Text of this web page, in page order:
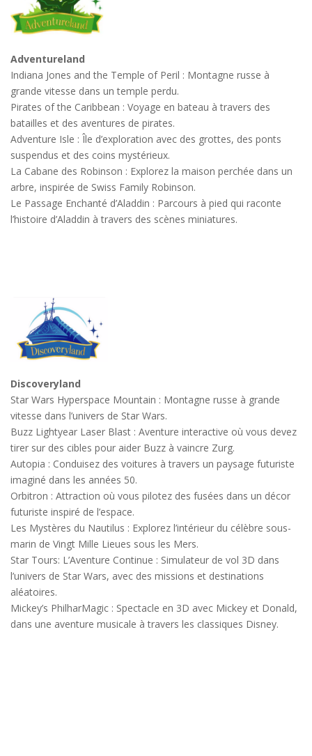
Adventureland
Indiana Jones and the Temple of Peril : Montagne russe à
grande vitesse dans un temple perdu.
Pirates of the Caribbean : Voyage en bateau à travers des
batailles et des aventures de pirates.
Adventure Isle : Île d’exploration avec des grottes, des ponts
suspendus et des coins mystérieux.
La Cabane des Robinson : Explorez la maison perchée dans un
arbre, inspirée de Swiss Family Robinson.
Le Passage Enchanté d’Aladdin : Parcours à pied qui raconte
l’histoire d’Aladdin à travers des scènes miniatures.
Discoveryland
Star Wars Hyperspace Mountain : Montagne russe à grande
vitesse dans l’univers de Star Wars.
Buzz Lightyear Laser Blast : Aventure interactive où vous devez
tirer sur des cibles pour aider Buzz à vaincre Zurg.
Autopia : Conduisez des voitures à travers un paysage futuriste
imaginé dans les années 50.
Orbitron : Attraction où vous pilotez des fusées dans un décor
futuriste inspiré de l’espace.
Les Mystères du Nautilus : Explorez l’intérieur du célèbre sous-
marin de Vingt Mille Lieues sous les Mers.
Star Tours: L’Aventure Continue : Simulateur de vol 3D dans
l’univers de Star Wars, avec des missions et destinations
aléatoires.
Mickey’s PhilharMagic : Spectacle en 3D avec Mickey et Donald,
dans une aventure musicale à travers les classiques Disney.